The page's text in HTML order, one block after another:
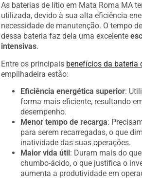
As baterias de lítio em Mata Roma MA
utilizada, devido à sua alta eficiência
necessidade de manutenção. O tempo
dessa bateria faz dela uma excelente
intensivas.
Entre os principais benefícios da bateria
empilhadeira estão:
Eficiência energética superior:
forma mais eficiente, resultando
desempenho.
Menor tempo de recarga:
para serem recarregadas, o que
inatividade das suas operações.
Maior vida útil : Duram mais do
chumbo-ácido, o que justifica o
aumenta a produtividade em